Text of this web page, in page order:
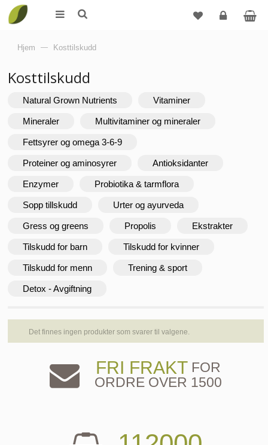
Hjem — Kosttilskudd
Kosttilskudd
Natural Grown Nutrients Vitaminer
Mineraler Multivitaminer og mineraler
Fettsyrer og omega 3-6-9
Proteiner og aminosyrer Antioksidanter
Enzymer Probiotika & tarmflora
Sopp tillskudd Urter og ayurveda
Gress og greens Propolis Ekstrakter
Tilskudd for barn Tilskudd for kvinner
Tilskudd for menn Trening & sport
Detox - Avgiftning
Det finnes ingen produkter som svarer til valgene.
FRI FRAKTFOR
ORDRE OVER 1500